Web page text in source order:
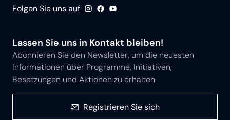
Folgen Sie uns auf
Lassen Sie uns in Kontakt bleiben!
Abonnieren Sie den Newsletter, um die neuesten
Informationen über Programme, Initiativen,
Besetzungen und Aktionen zu erhalten
Registrieren Sie sich